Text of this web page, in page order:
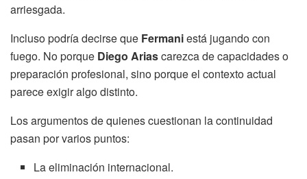
arriesgada.
Incluso podría decirse que Fermaniestá jugando con
fuego. No porque Diego Ariascarezca de capacidades o
preparación profesional, sino porque el contexto actual
parece exigir algo distinto.
Los argumentos de quienes cuestionan la continuidad
pasan por varios puntos:
La eliminación internacional.